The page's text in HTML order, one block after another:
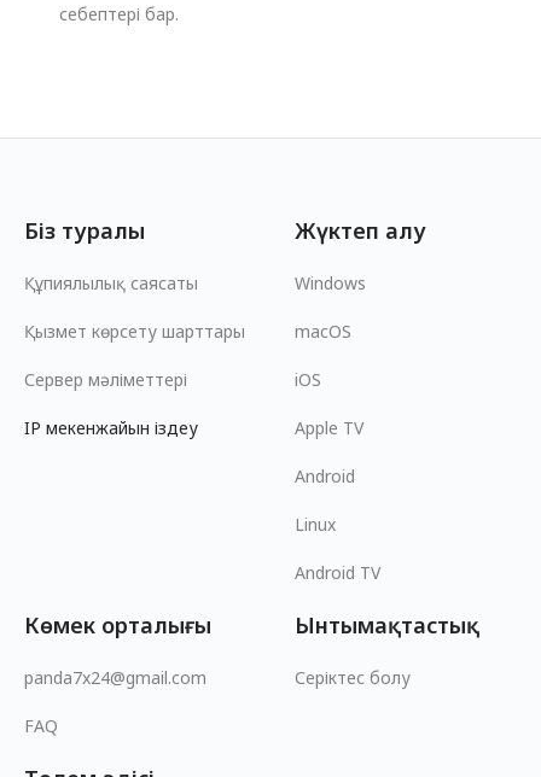
себептері бар.
Біз туралы
Құпиялылық саясаты
Қызмет көрсету шарттары
Сервер мәліметтері
IP мекенжайын іздеу
Жүктеп алу
Windows
macOS
iOS
Apple TV
Android
Linux
Android TV
Көмек орталығы
panda7x24@gmail.com
FAQ
Ынтымақтастық
Серіктес болу